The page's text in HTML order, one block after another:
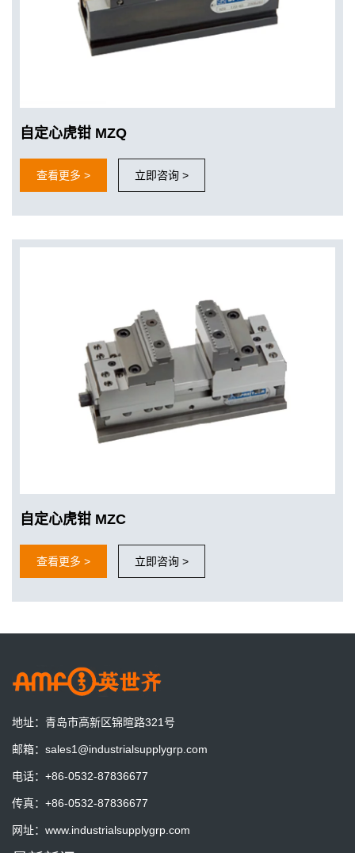
自定心虎钳 MZQ
查看更多 > 立即咨询 >
自定心虎钳 MZC
查看更多 > 立即咨询 >
地址： 青岛市高新区锦暄路321号
邮箱： sales1@industrialsupplygrp.com
电话： +86-0532-87836677
传真： +86-0532-87836677
网址： www.industrialsupplygrp.com
更好的适应工业4.0的要求
实现加工的柔性化和自动化
一套预调站一天到底能节省多少时间？算一笔账就明白了
一套预调站，一天能节省多少时间？算一笔账，也许答案比你想象
零点定位系统为什么能做到0.003mm重复定位？
淆的几个关键概念。
机床等待时间长、工件越来越大、加工精度要求不断提升……当生